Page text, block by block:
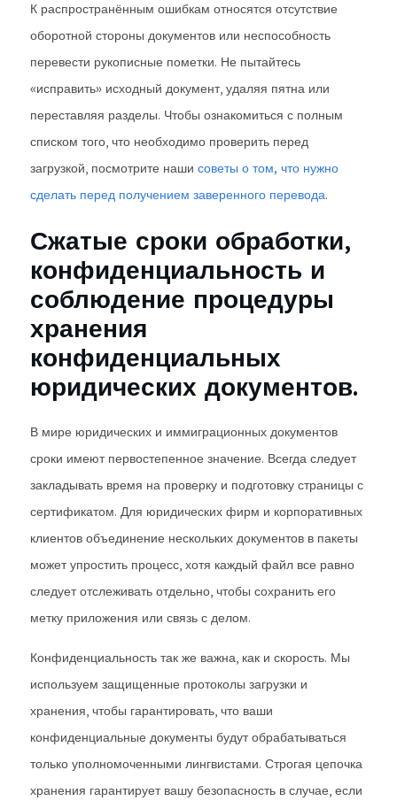
К распространённым ошибкам относятся отсутствие
оборотной стороны документов или неспособность
перевести рукописные пометки. Не пытайтесь
«исправить» исходный документ, удаляя пятна или
переставляя разделы. Чтобы ознакомиться с полным
списком того, что необходимо проверить перед
загрузкой, посмотрите наши советы о том, что нужно
сделать перед получением заверенного перевода.
Сжатые сроки обработки,
конфиденциальность и
соблюдение процедуры
хранения
конфиденциальных
юридических документов.
В мире юридических и иммиграционных документов
сроки имеют первостепенное значение. Всегда следует
закладывать время на проверку и подготовку страницы с
сертификатом. Для юридических фирм и корпоративных
клиентов объединение нескольких документов в пакеты
может упростить процесс, хотя каждый файл все равно
следует отслеживать отдельно, чтобы сохранить его
метку приложения или связь с делом.
Конфиденциальность так же важна, как и скорость. Мы
используем защищенные протоколы загрузки и
хранения, чтобы гарантировать, что ваши
конфиденциальные документы будут обрабатываться
только уполномоченными лингвистами. Строгая цепочка
хранения гарантирует вашу безопасность в случае, если